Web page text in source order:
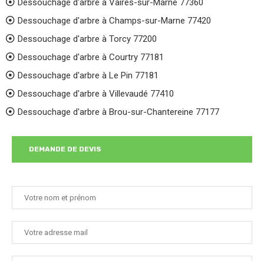
Dessouchage d'arbre à Vaires-sur-Marne 77360
Dessouchage d'arbre à Champs-sur-Marne 77420
Dessouchage d'arbre à Torcy 77200
Dessouchage d'arbre à Courtry 77181
Dessouchage d'arbre à Le Pin 77181
Dessouchage d'arbre à Villevaudé 77410
Dessouchage d'arbre à Brou-sur-Chantereine 77177
DEMANDE DE DEVIS